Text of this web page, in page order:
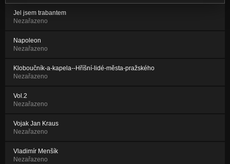
Jel jsem trabantem
Nezařazeno
Napoleon
Nezařazeno
Kloboučník-a-kapela--Hříšní-lidé-města-pražského
Nezařazeno
Vol.2
Nezařazeno
Vojak Jan Kraus
Nezařazeno
Vladimír Menšík
Nezařazeno